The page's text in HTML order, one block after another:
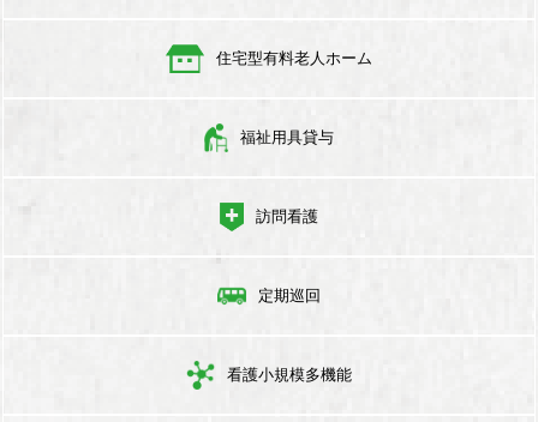
住宅型有料老人ホーム
福祉用具貸与
訪問看護
定期巡回
看護小規模多機能